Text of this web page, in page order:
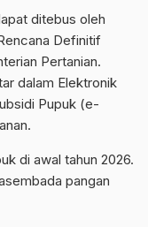
ditebus oleh
Definitif
Pertanian.
dalam Elektronik
Pupuk (e-
di awal tahun 2026.
pangan